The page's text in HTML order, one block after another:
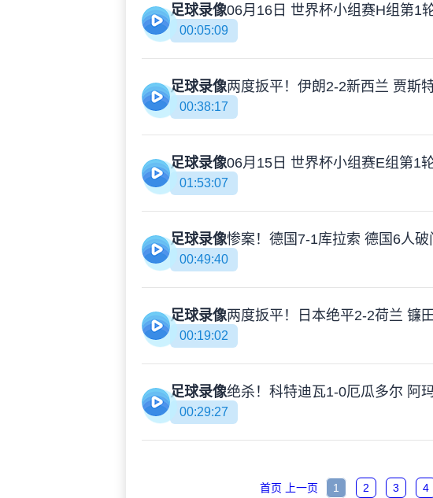
足球录像
00:05:09
足球录像
00:38:17
足球录像
01:53:07
足球录像
00:49:40
足球录像
00:19:02
足球录像
00:29:27
首页 上一页 1 2 3 4